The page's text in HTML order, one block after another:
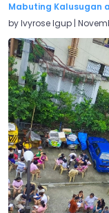
Mabuting Kalusugan
by Ivyrose Igup |